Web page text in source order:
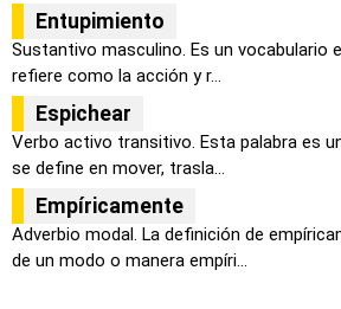
Entupimiento
Sustantivo masculino. Es un vocabulario
refiere como la acción y r...
Espichear
Verbo activo transitivo. Esta palabra es
se define en mover, trasla...
Empíricamente
Adverbio modal. La definición de
de un modo o manera empíri...